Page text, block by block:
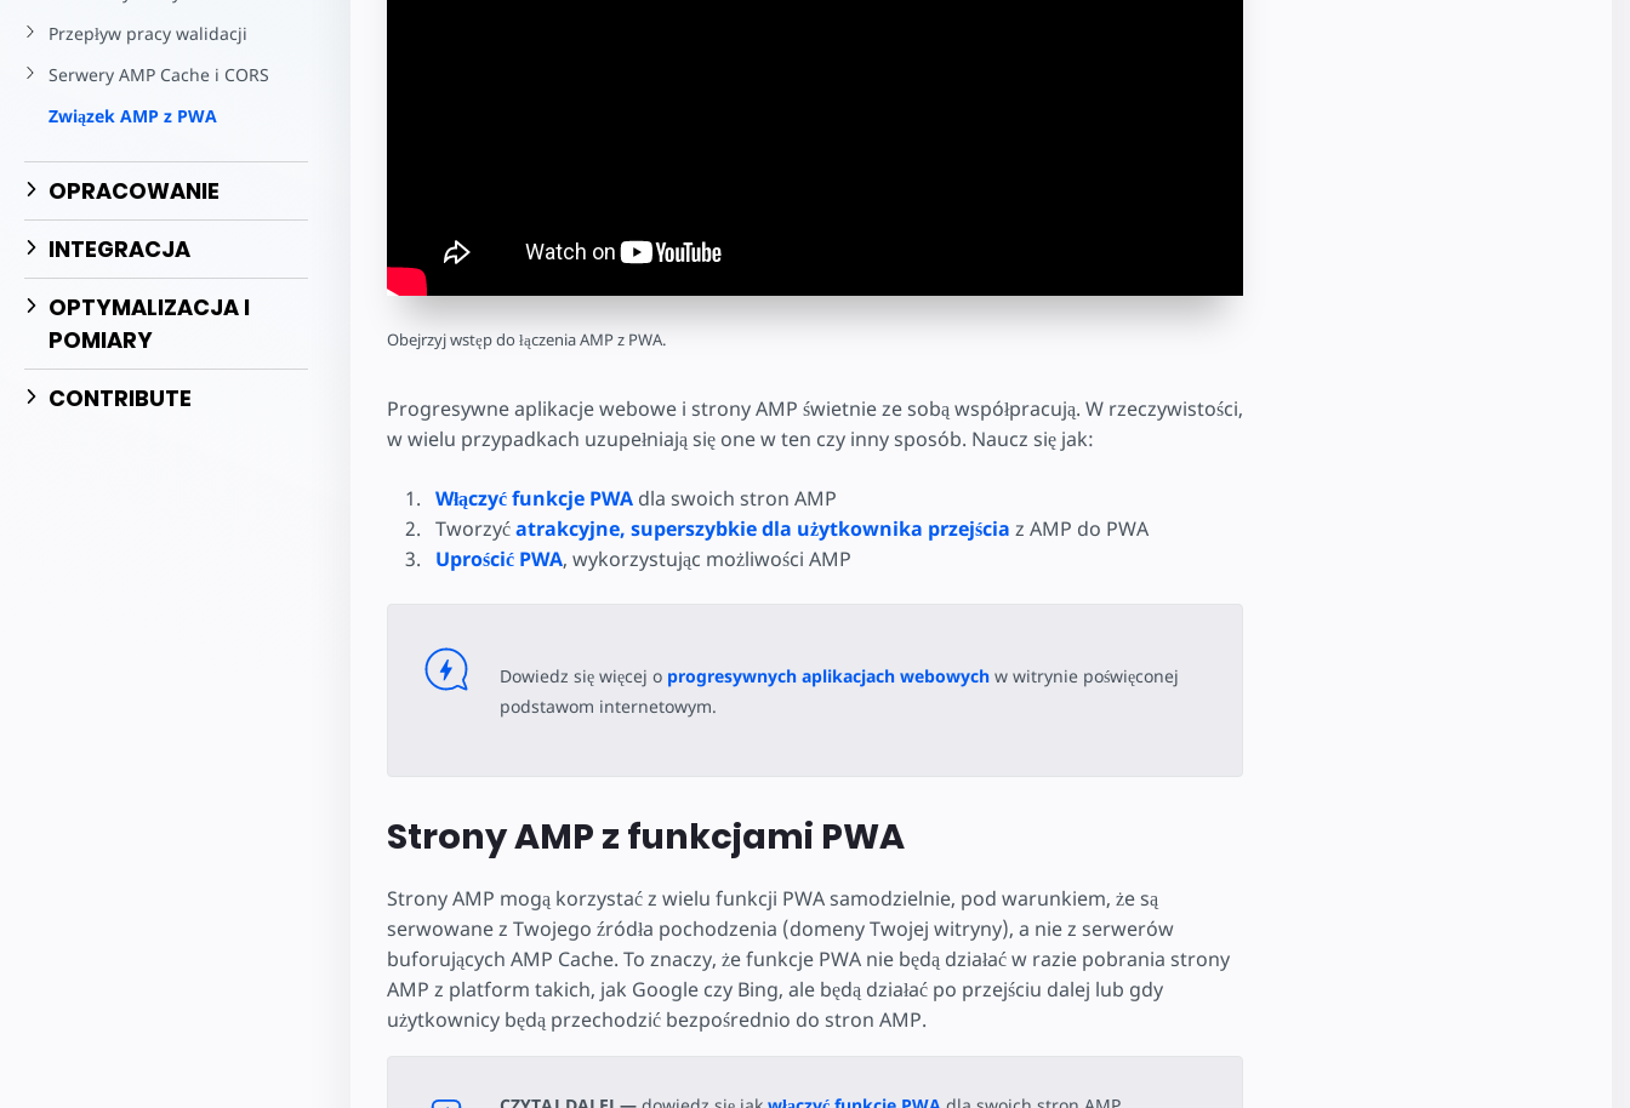
Przepływ pracy walidacji
Serwery AMP Cache i CORS
Związek AMP z PWA
OPRACOWANIE
INTEGRACJA
OPTYMALIZACJA I
POMIARY
CONTRIBUTE
Obejrzyj wstęp do łączenia AMP z PWA.
Progresywne aplikacje webowe i strony AMP świetnie ze sobą współpracują. W rzeczywistości,
w wielu przypadkach uzupełniają się one w ten czy inny sposób. Naucz się jak:
Włączyć funkcje PWAdla swoich stron AMP
Tworzyćatrakcyjne, superszybkie dla użytkownika przejścia z AMP do PWA
Uprościć PWA, wykorzystując możliwości AMP
Dowiedz się więcej o progresywnych aplikacjach webowychw witrynie poświęconej
podstawom internetowym.
Strony AMP z funkcjami PWA
Strony AMP mogą korzystać z wielu funkcji PWA samodzielnie, pod warunkiem, że są
serwowane z Twojego źródła pochodzenia (domeny Twojej witryny), a nie z serwerów
buforujących AMP Cache. To znaczy, że funkcje PWA nie będą działać w razie pobrania strony
AMP z platform takich, jak Google czy Bing, ale będą działać po przejściu dalej lub gdy
użytkownicy będą przechodzić bezpośrednio do stron AMP.